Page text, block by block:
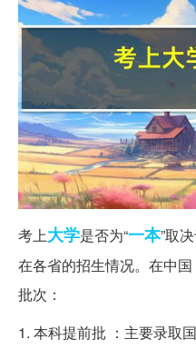
考上大学是否为“一本”取
在各省的招生情况。在中
批次：
1. 本科提前批 ：主要录取